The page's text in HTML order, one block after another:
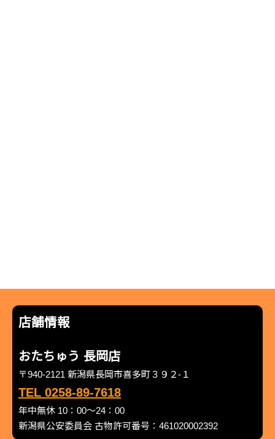
店舗情報
おたちゅう 長岡店
〒940-2121 新潟県長岡市喜多町３９２-１
TEL 0258-89-7618
年中無休 10：00～24：00
新潟県公安委員会 古物許可番号：461020002392